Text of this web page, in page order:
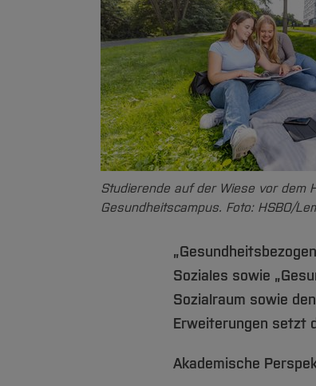
Studierende auf der Wiese vor dem
Gesundheitscampus. Foto: HSBO/
Soziales sowie
Sozialraum sowie
Erweiterungen setzt
Akademische